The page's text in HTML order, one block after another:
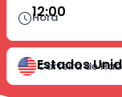
Hora
12:00
Carteira de
Estados